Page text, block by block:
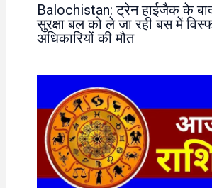
Balochistan: ट्रेन हाईजैक के बाद
सुरक्षा बल को ले जा रही बस में
अधिकारियों की मौत